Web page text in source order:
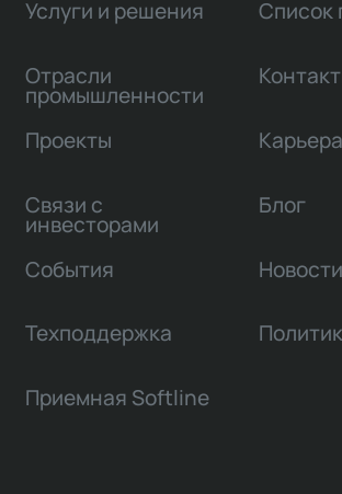
Услуги и решения
Отрасли
промышленности
Проекты
Связи с
инвесторами
Список
Карьера
Блог
События Новости
Техподдержка
Приемная Softline